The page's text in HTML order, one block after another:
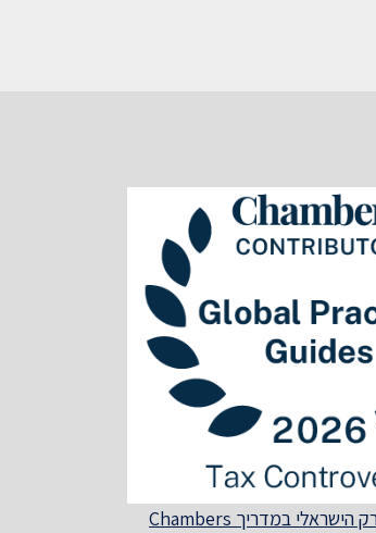
הרצוג חיבר את הפרק הישראלי במדריך Chambers